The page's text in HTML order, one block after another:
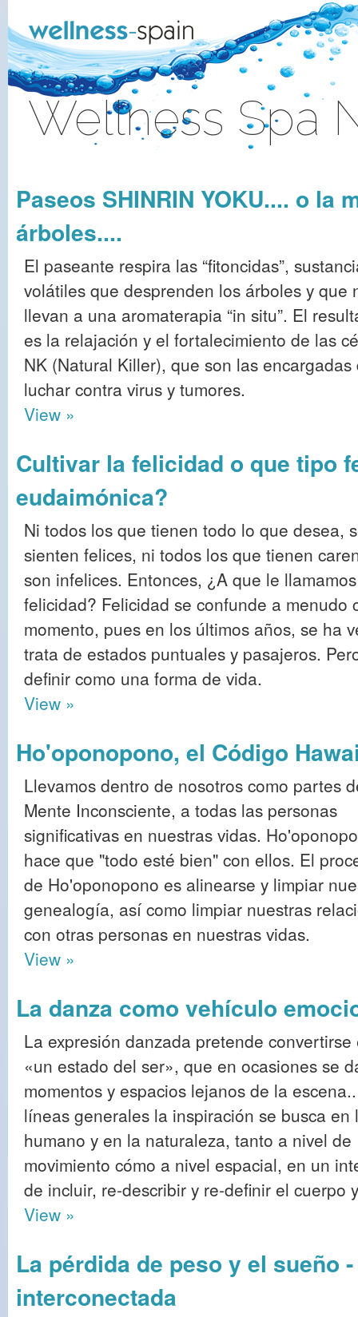
Wellness Spa
Paseos SHINRIN YOKU.... o la
árboles....
El paseante respira las “fitoncidas”,
volátiles que desprenden los árboles y que
llevan a una aromaterapia “in situ”. El
es la relajación y el fortalecimiento de las
NK (Natural Killer), que son las encargadas
luchar contra virus y tumores.
View »
Cultivar la felicidad o que tipo
eudaimónica?
Ni todos los que tienen todo lo que desea,
sienten felices, ni todos los que tienen
son infelices. Entonces, ¿A que le llamamos
felicidad? Felicidad se confunde a menudo
momento, pues en los últimos años, se ha
trata de estados puntuales y pasajeros.
definir como una forma de vida.
View »
Ho'oponopono, el Código
Llevamos dentro de nosotros como partes
Mente Inconsciente, a todas las personas
significativas en nuestras vidas.
hace que "todo esté bien" con ellos. El
de Ho'oponopono es alinearse y limpiar
genealogía, así como limpiar nuestras
con otras personas en nuestras vidas.
View »
La danza como vehículo
La expresión danzada pretende convertirse
«un estado del ser», que en ocasiones se
momentos y espacios lejanos de la
líneas generales la inspiración se busca en
humano y en la naturaleza, tanto a nivel de
movimiento cómo a nivel espacial, en un
de incluir, re-describir y re-definir el cuerpo
View »
La pérdida de peso y el sueño
interconectada